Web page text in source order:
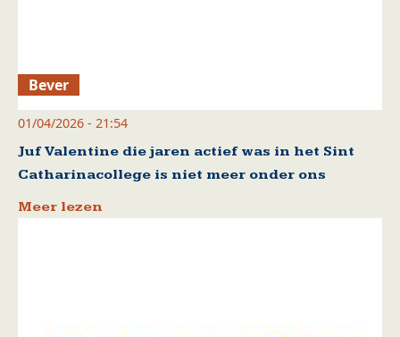
Bever
01/04/2026 - 21:54
Juf Valentine die jaren actief was in het Sint
Catharinacollege is niet meer onder ons
Meer lezen